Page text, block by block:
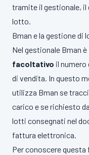
tramite il gestionale, il
lotto.
Bman e la gestione di
Nel gestionale Bman
facoltativo il
di vendita. In questo
utilizza Bman se
carico e se richiesto
lotti consegnati nel
fattura elettronica.
Per conoscere questa